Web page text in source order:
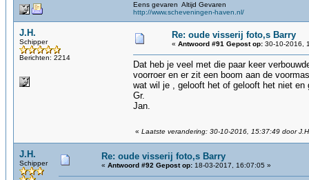
Eens gevaren Altijd Gevaren
http://www.scheveningen-haven.nl/
J.H.
Schipper
Berichten: 2214
Re: oude visserij foto,s Barry
« Antwoord #91 Gepost op: 30-10-2016,
Dat heb je veel met die paar keer
voorroer en er zit een boom aan de
wat wil je , gelooft het of gelooft het niet
Gr.
Jan.
« Laatste verandering: 30-10-2016, 15:37:49 door
J.H.
Schipper
Re: oude visserij foto,s Barry
« Antwoord #92 Gepost op: 18-03-2017, 16:07:05 »